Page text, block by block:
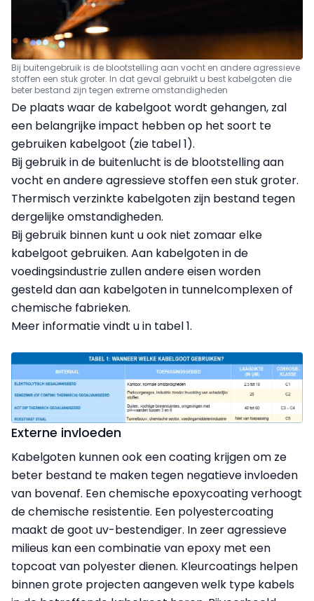
Bij buitengebruik is de blootstelling aan vocht en andere agressieve
stoffen een stuk groter. In dat geval gebruikt u best kabelgoten die
beter bestand zijn tegen extreme omstandigheden
De plaats waar de kabelgoot wordt gehangen, zal
een belangrijke impact hebben op het soort te
gebruiken kabelgoot (zie tabel 1).
Bij gebruik in de buitenlucht is de blootstelling aan
vocht en andere agressieve stoffen een stuk groter.
Thermisch verzinkte kabelgoten zijn bestand tegen
dergelijke omstandigheden.
Bij gebruik binnen kunt u ook niet zomaar elke
kabelgoot gebruiken. Aan kabelgoten in de
voedingsindustrie zullen andere eisen worden
gesteld dan aan kabelgoten in tunnelcomplexen of
chemische fabrieken.
Meer informatie vindt u in tabel 1.
Externe invloeden
Kabelgoten kunnen ook een coating krijgen om ze
beter bestand te maken tegen negatieve invloeden
van bovenaf. Een chemische epoxycoating verhoogt
de chemische resistentie. Een polyestercoating
maakt de goot uv-bestendiger. In zeer agressieve
milieus kan een combinatie van epoxy met een
topcoat van polyester dienen. Kleurcoatings helpen
binnen grote projecten aangeven welk type kabels